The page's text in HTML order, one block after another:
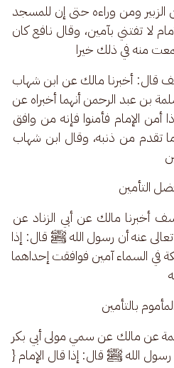
ومن وراءه حتى إن للمسجد
لا تفتني بآمين، وقال نافع كان
منه في ذلك خيرا
قال: أخبرنا مالك عن ابن شهاب
بن عبد الرحمن أنهما أخبراه عن
أمن الإمام فأمنوا فإنه من وافق
ما تقدم من ذنبه، وقال ابن شهاب
التأمين
أخبرنا مالك عن أبي الزناد عن
عنه أن رسول الله ﷺ قال: إذا
في السماء آمين فوافقت إحداهما
بالتأمين
عن مالك عن سمي مولى أبي بكر
الله ﷺ قال: إذا قال الإمام {